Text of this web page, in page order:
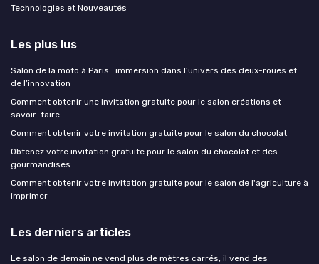
Technologies et Nouveautés
Les plus lus
Salon de la moto à Paris : immersion dans l’univers des deux-roues et
de l’innovation
Comment obtenir une invitation gratuite pour le salon créations et
savoir-faire
Comment obtenir votre invitation gratuite pour le salon du chocolat
Obtenez votre invitation gratuite pour le salon du chocolat et des
gourmandises
Comment obtenir votre invitation gratuite pour le salon de l'agriculture à
imprimer
Les derniers articles
Le salon de demain ne vend plus de mètres carrés, il vend des